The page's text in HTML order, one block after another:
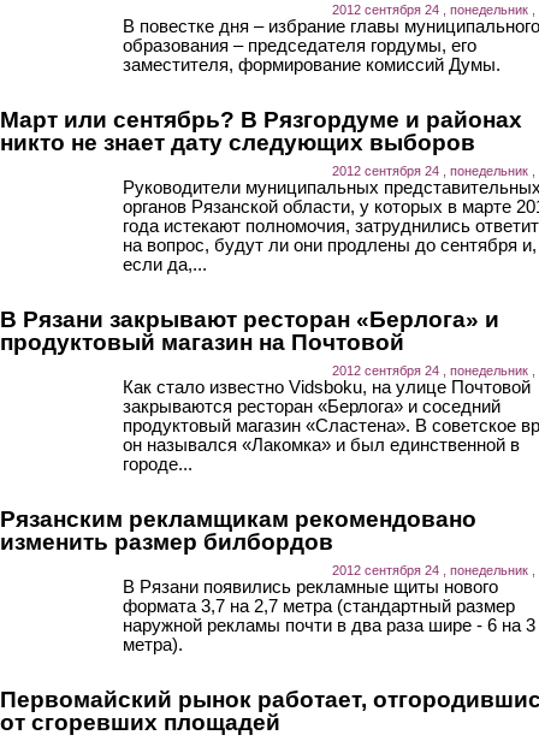
2012 сентября 24 , понедельник ,
В повестке дня – избрание главы муниципального
образования – председателя гордумы, его
заместителя, формирование комиссий Думы.
Март или сентябрь? В Рязгордуме и районах
никто не знает дату следующих выборов
2012 сентября 24 , понедельник ,
Руководители муниципальных
органов Рязанской области, у которых в марте
года истекают полномочия, затруднились
на вопрос, будут ли они продлены до сентября и,
если да,...
В Рязани закрывают ресторан «Берлога» и
продуктовый магазин на Почтовой
2012 сентября 24 , понедельник ,
Как стало известно Vidsboku, на улице Почтовой
закрываются ресторан «Берлога» и соседний
продуктовый магазин «Сластена». В советское
он назывался «Лакомка» и был единственной в
городе...
Рязанским рекламщикам рекомендовано
изменить размер билбордов
2012 сентября 24 , понедельник ,
В Рязани появились рекламные щиты нового
формата 3,7 на 2,7 метра (стандартный размер
наружной рекламы почти в два раза шире - 6 на 3
метра).
Первомайский рынок работает,
от сгоревших площадей